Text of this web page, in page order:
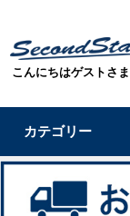
こんにちはゲストさま
カテゴリー